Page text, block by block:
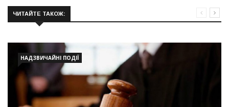
ЧИТАЙТЕ ТАКОЖ:
НАДЗВИЧАЙНІ ПОДІЇ